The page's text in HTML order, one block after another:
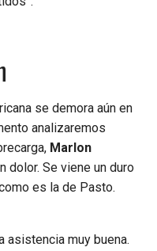
se demora aún en
analizaremos
Marlon
dolor. Se viene un duro
es la de Pasto.
asistencia muy buena.